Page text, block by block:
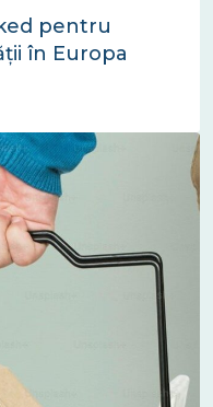
pentru
în Europa